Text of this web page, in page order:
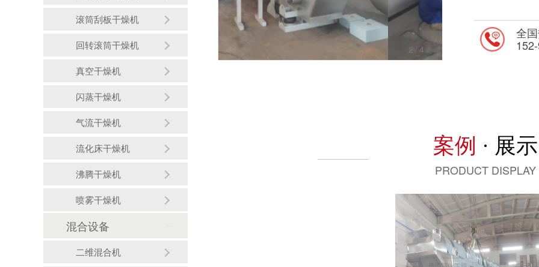
2 /4
全
案例 · 展示
PRODUCT DISPLAY
滚筒刮板干燥机
回转滚筒干燥机
真空干燥机
闪蒸干燥机
气流干燥机
流化床干燥机
沸腾干燥机
喷雾干燥机
混合设备
二维混合机